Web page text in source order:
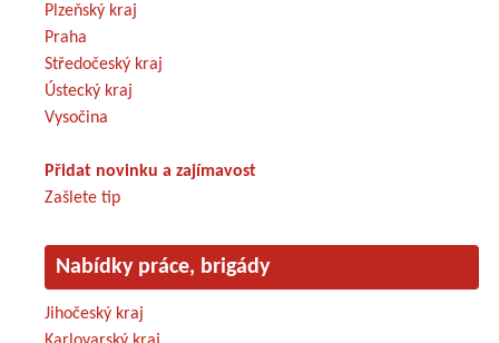
Plzeňský kraj
Praha
Středočeský kraj
Ústecký kraj
Vysočina
Přidat novinku a zajímavost
Zašlete tip
Nabídky práce, brigády
Jihočeský kraj